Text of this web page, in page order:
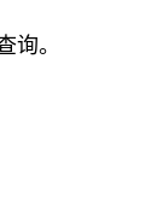
。